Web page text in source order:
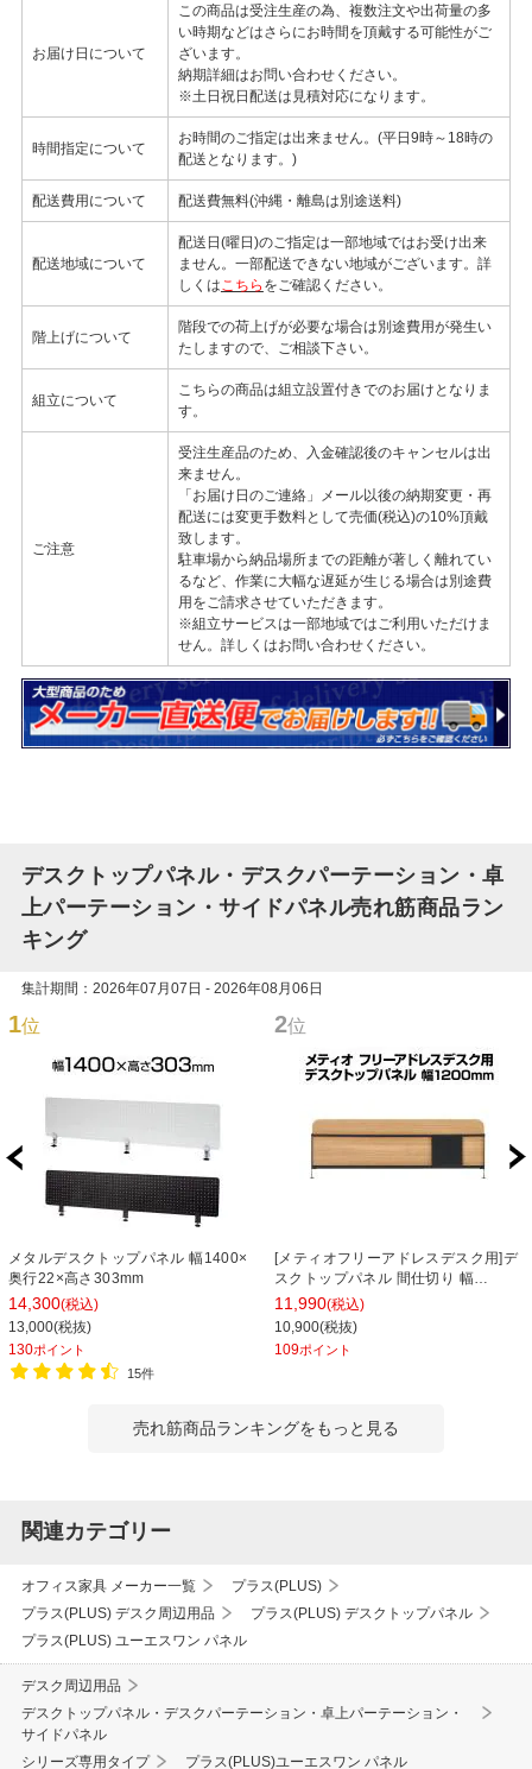
お届け日について
この商品は受注生産の為、複数注文や出荷量の多
い時期などはさらにお時間を頂戴する可能性がご
ざいます。
納期詳細はお問い合わせください。
※土日祝日配送は見積対応になります。
時間指定について
お時間のご指定は出来ません。(平日9時～18時の
配送となります。)
配送費用について 配送費無料(沖縄・離島は別途送料)
配送地域について
配送日(曜日)のご指定は一部地域ではお受け出来
ません。一部配送できない地域がございます。詳
しくは こちら をご確認ください。
階上げについて
階段での荷上げが必要な場合は別途費用が発生い
たしますので、ご相談下さい。
組立について
こちらの商品は組立設置付きでのお届けとなりま
す。
ご注意
受注生産品のため、入金確認後のキャンセルは出
来ません。
「お届け日のご連絡」メール以後の納期変更・再
配送には変更手数料として売価(税込)の10%頂戴
致します。
駐車場から納品場所までの距離が著しく離れてい
るなど、作業に大幅な遅延が生じる場合は別途費
用をご請求させていただきます。
※組立サービスは一部地域ではご利用いただけま
せん。詳しくはお問い合わせください。
デスクトップパネル・デスクパーテーション・卓
上パーテーション・サイドパネル売れ筋商品ラン
キング
集計期間：2026年07月07日 - 2026年08月06日
1位
メタルデスクトップパネル 幅1400×
奥行22×高さ303mm
14,300(税込)
13,000(税抜)
130ポイント
15件
2位
[メティオフリーアドレスデスク用]デ
スクトップパネル 間仕切り 幅
1200mm用
11,990(税込)
10,900(税抜)
109ポイント
売れ筋商品ランキングをもっと見る
関連カテゴリー
オフィス家具 メーカー一覧
プラス(PLUS)
プラス(PLUS) デスク周辺用品
プラス(PLUS) デスクトップパネル
プラス(PLUS) ユーエスワン パネル
デスク周辺用品
デスクトップパネル・デスクパーテーション・卓上パーテーション・
サイドパネル
シリーズ専用タイプ
プラス(PLUS)ユーエスワン パネル